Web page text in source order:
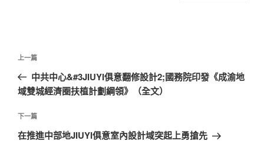
文
導
覽
上
一
篇
章
上一篇
中共中心&#3JIUYI俱意翻修設計2;國務院印發《成渝地
域雙城經濟圈扶植計劃綱領》（全文）
下
一
下一篇
在推進中部地JIUYI俱意室內設計域突起上勇搶先